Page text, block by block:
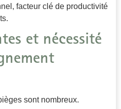
facteur clé de productivité
et nécessité
sont nombreux.